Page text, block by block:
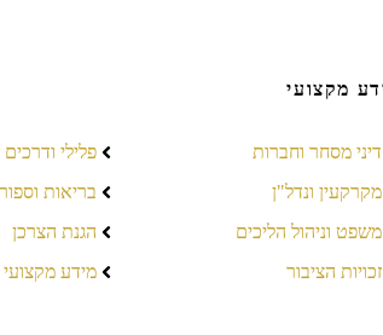
מקצועי
דיני מסחר וחברות
מקרקעין ונדל"ן
משפט וניהול הליכים
זכויות הציבור
פלילי ודרכים
בריאות
הגנת הצרכן
מידע מקצועי